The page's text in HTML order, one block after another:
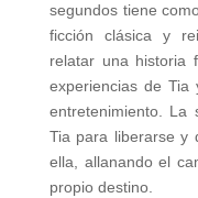
segundos tiene
ficción clásica y
relatar una historia
experiencias de
entretenimiento. La
Tia para liberarse y
ella, allanando el
propio destino.